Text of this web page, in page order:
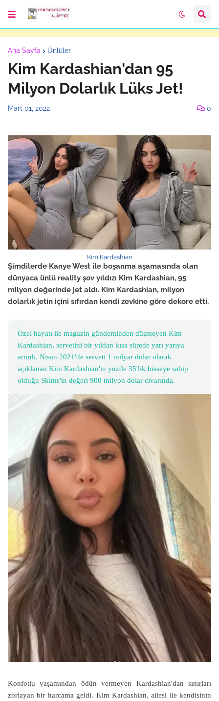
Ana Sayfa Ünlüler
Kim Kardashian'dan 95
Milyon Dolarlık Lüks Jet!
Mart 01, 2022 0
Kim Kardashian
Şimdilerde Kanye West ile boşanma aşamasında olan
dünyaca ünlü reality şov yıldızı Kim Kardashian, 95
milyon değerinde jet aldı. Kim Kardashian, milyon
dolarlık jetin içini sıfırdan kendi zevkine göre dekore etti.
Özel hayatı ile magazin gündeminden düşmeyen Kim
Kardashian, servetini bir yıldan kısa sürede yarı yarıya
artırdı. Nisan 2021'de serveti 1 milyar dolar olarak
açıklanan Kim Kardashian'ın yüzde 35'lik hisseye sahip
olduğu Skims'in değeri 900 milyon dolar civarında.
Konfotlu yaşamından ödün vermeyen Kardashian'dan sınırları
zorlayan bir harcama geldi. Kim Kardashian, ailesi ile kendisinin